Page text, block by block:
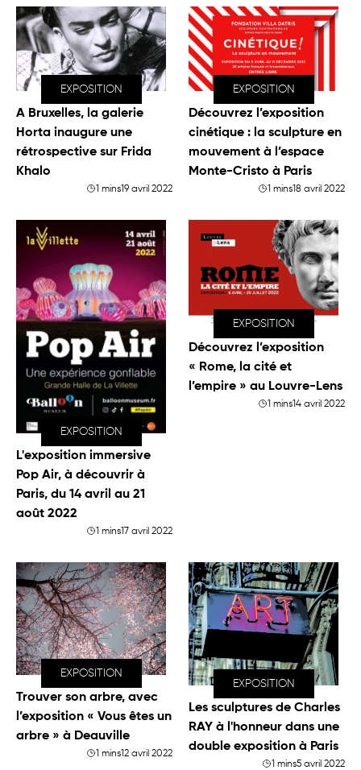
EXPOSITION
A Bruxelles, la galerie
Horta inaugure une
rétrospective sur Frida
Khalo
1 mins19 avril 2022
EXPOSITION
Découvrez l’exposition
cinétique : la sculpture en
mouvement à l’espace
Monte-Cristo à Paris
1 mins18 avril 2022
EXPOSITION
L'exposition immersive
Pop Air, à découvrir à
Paris, du 14 avril au 21
août 2022
1 mins 17 avril 2022
EXPOSITION
Découvrez l’exposition
« Rome, la cité et
l’empire » au Louvre-Lens
1 mins14 avril 2022
EXPOSITION
Trouver son arbre, avec
l’exposition « Vous êtes un
arbre » à Deauville
1 mins12 avril 2022
EXPOSITION
Les sculptures de Charles
RAY à l'honneur dans une
double exposition à Paris
1 mins5 avril 2022